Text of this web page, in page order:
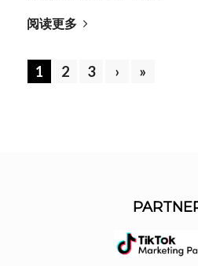
阅读更多
1 2 3 › »